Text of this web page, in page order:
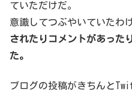
ていただけだ。
意識してつぶやいていたわ
されたりコメントがあった
た。
ブログの投稿がきちんと